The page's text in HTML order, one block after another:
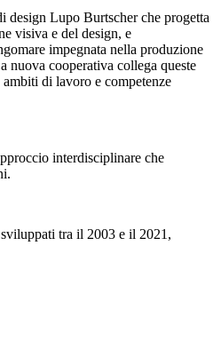
design Lupo Burtscher che progetta
visiva e del design, e
impegnata nella produzione
nuova cooperativa collega queste
di lavoro e competenze
interdisciplinare che
tra il 2003 e il 2021,